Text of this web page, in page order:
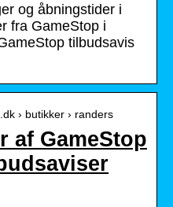
og åbningstider i
fra GameStop i
tilbudsavis
› butikker › randers
af GameStop